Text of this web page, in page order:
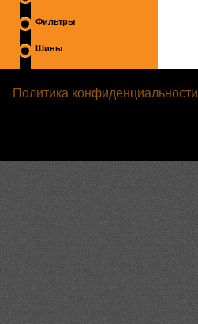
Фильтры
Шины
Политика конфиденциальности